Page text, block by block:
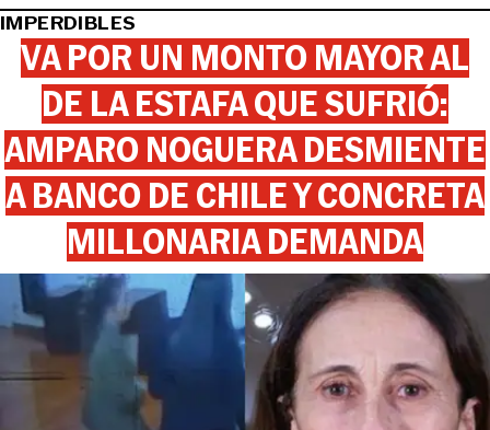
IMPERDIBLES
VA POR UN MONTO MAYOR AL
DE LA ESTAFA QUE SUFRIÓ:
AMPARO NOGUERA DESMIENTE
A BANCO DE CHILE Y CONCRETA
MILLONARIA DEMANDA